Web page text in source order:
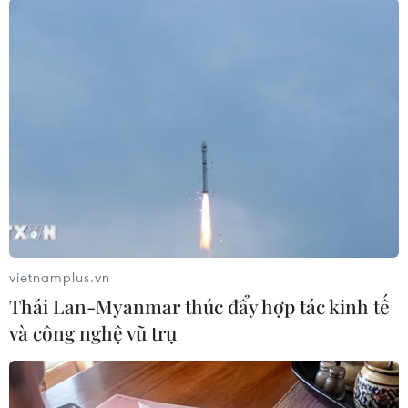
các doanh nghiệp tiếp tục đấu nối, xả nước thải
vượt quy chuẩn vào hệ thống xử lý tập trung.
vietnamplus.vn
Thái Lan-Myanmar thúc đẩy hợp tác kinh tế
và công nghệ vũ trụ